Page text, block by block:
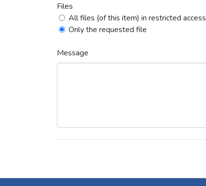
Files
All files (of this item) in restricted access
Only the requested file
Message